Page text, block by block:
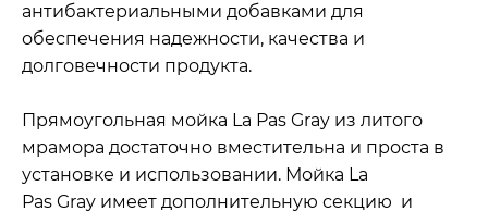
антибактериальными добавками для
обеспечения надежности, качества и
долговечности продукта.
Прямоугольная мойка La Pas Gray из литого
мрамора достаточно вместительна и проста в
установке и использовании. Мойка La
Pas Gray имеет дополнительную секцию и